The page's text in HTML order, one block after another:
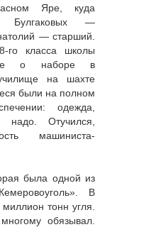
Яре, куда
Булгаковых —
— старший.
класса школы
о наборе в
на шахте
были на полном
одежда,
надо. Отучился,
машиниста-
была одной из
В
тонн угля.
обязывал.